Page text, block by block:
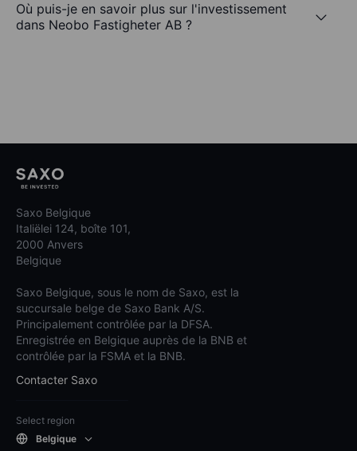
Où puis-je en savoir plus sur l'investissement
dans Neobo Fastigheter AB ?
Saxo Belgique
Italiëlei 124, boîte 101,
2000 Anvers
Belgique
Saxo Belgique, sous le nom de Saxo, est la
succursale belge de Saxo Bank A/S.
Principalement contrôlée par la DFSA.
Enregistrée en Belgique auprès de la BNB et
contrôlée par la FSMA et la BNB.
Contacter Saxo
Select region
Belgique